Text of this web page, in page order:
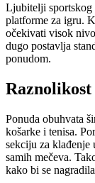
Ljubitelji sportskog
platforme za igru.
očekivati visok
dugo postavlja
ponudom.
Ponuda obuhvata
košarke i tenisa.
sekciju za
samih mečeva.
kako bi se